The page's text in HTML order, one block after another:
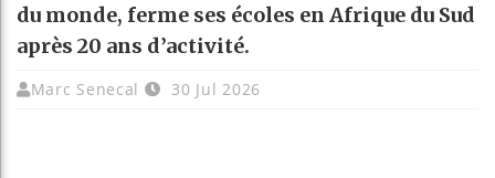
du monde, ferme ses écoles en Afrique du Sud
après 20 ans d’activité.
Marc Senecal 30 Jul 2026